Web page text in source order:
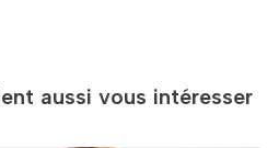
aussi vous intéresser